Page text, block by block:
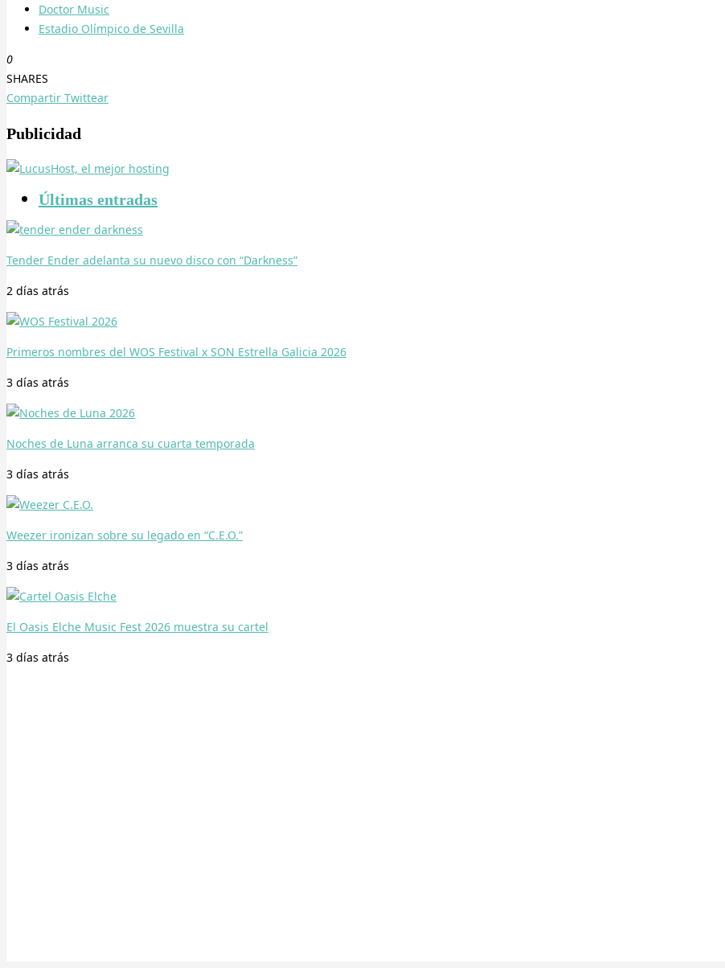
Doctor Music
Estadio Olímpico de Sevilla
0
SHARES
Compartir Twittear
Publicidad
Últimas entradas
Tender Ender adelanta su nuevo disco con “Darkness”
2 días atrás
Primeros nombres del WOS Festival x SON Estrella Galicia 2026
3 días atrás
Noches de Luna arranca su cuarta temporada
3 días atrás
Weezer ironizan sobre su legado en “C.E.O.”
3 días atrás
El Oasis Elche Music Fest 2026 muestra su cartel
3 días atrás